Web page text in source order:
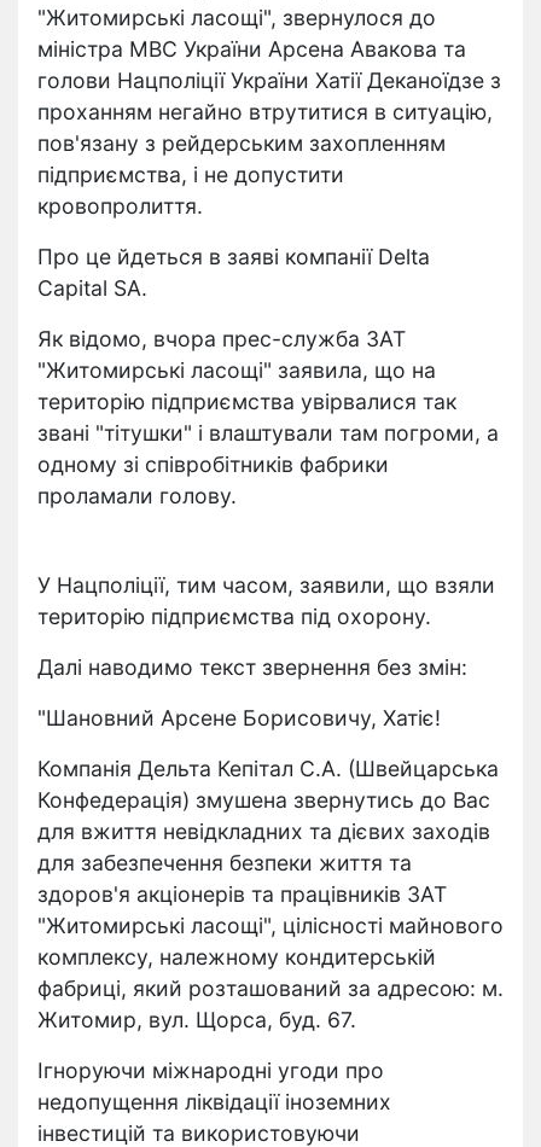
"Житомирські ласощі", звернулося до
міністра МВС України Арсена Авакова та
голови Нацполіції України Хатії Деканоїдзе з
проханням негайно втрутитися в ситуацію,
пов'язану з рейдерським захопленням
підприємства, і не допустити
кровопролиття.
Про це йдеться в заяві компанії Delta
Capital SA.
Як відомо, вчора прес-служба ЗАТ
"Житомирські ласощі" заявила, що на
територію підприємства увірвалися так
звані "тітушки" і влаштували там погроми, а
одному зі співробітників фабрики
проламали голову.
У Нацполіції, тим часом, заявили, що взяли
територію підприємства під охорону.
Далі наводимо текст звернення без змін:
"Шановний Арсене Борисовичу, Хатіє!
Компанія Дельта Кепітал С.А. (Швейцарська
Конфедерація) змушена звернутись до Вас
для вжиття невідкладних та дієвих заходів
для забезпечення безпеки життя та
здоров'я акціонерів та працівників ЗАТ
"Житомирські ласощі", цілісності майнового
комплексу, належному кондитерській
фабриці, який розташований за адресою: м.
Житомир, вул. Щорса, буд. 67.
Ігноруючи міжнародні угоди про
недопущення ліквідації іноземних
інвестицій та використовуючи